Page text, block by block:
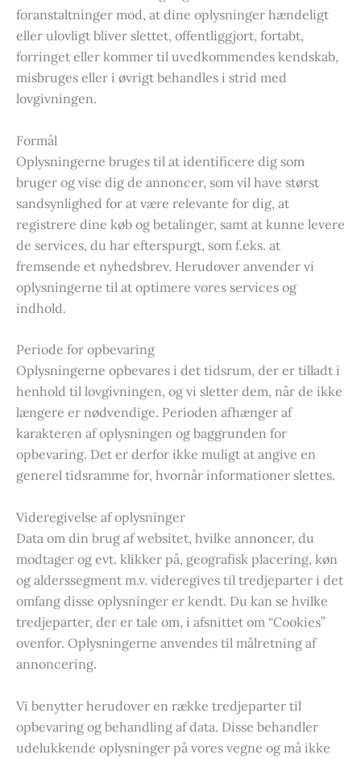
foranstaltninger mod, at dine oplysninger hændeligt
eller ulovligt bliver slettet, offentliggjort, fortabt,
forringet eller kommer til uvedkommendes kendskab,
misbruges eller i øvrigt behandles i strid med
lovgivningen.
Formål
Oplysningerne bruges til at identificere dig som
bruger og vise dig de annoncer, som vil have størst
sandsynlighed for at være relevante for dig, at
registrere dine køb og betalinger, samt at kunne levere
de services, du har efterspurgt, som f.eks. at
fremsende et nyhedsbrev. Herudover anvender vi
oplysningerne til at optimere vores services og
indhold.
Periode for opbevaring
Oplysningerne opbevares i det tidsrum, der er tilladt i
henhold til lovgivningen, og vi sletter dem, når de ikke
længere er nødvendige. Perioden afhænger af
karakteren af oplysningen og baggrunden for
opbevaring. Det er derfor ikke muligt at angive en
generel tidsramme for, hvornår informationer slettes.
Videregivelse af oplysninger
Data om din brug af websitet, hvilke annoncer, du
modtager og evt. klikker på, geografisk placering, køn
og alderssegment m.v. videregives til tredjeparter i det
omfang disse oplysninger er kendt. Du kan se hvilke
tredjeparter, der er tale om, i afsnittet om “Cookies”
ovenfor. Oplysningerne anvendes til målretning af
annoncering.
Vi benytter herudover en række tredjeparter til
opbevaring og behandling af data. Disse behandler
udelukkende oplysninger på vores vegne og må ikke